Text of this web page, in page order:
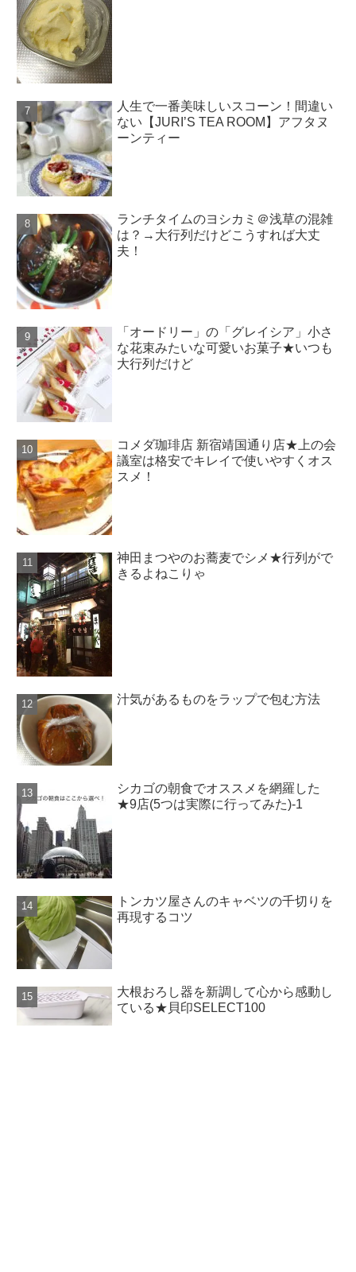
人生で一番美味しいスコーン！間違い
ない【JURI’S TEA ROOM】アフタヌ
ーンティー
ランチタイムのヨシカミ＠浅草の混雑
は？→大行列だけどこうすれば大丈
夫！
「オードリー」の「グレイシア」小さ
な花束みたいな可愛いお菓子★いつも
大行列だけど
コメダ珈琲店 新宿靖国通り店★上の会
議室は格安でキレイで使いやすくオス
スメ！
神田まつやのお蕎麦でシメ★行列がで
きるよねこりゃ
汁気があるものをラップで包む方法
シカゴの朝食でオススメを網羅した
★9店(5つは実際に行ってみた)-1
トンカツ屋さんのキャベツの千切りを
再現するコツ
大根おろし器を新調して心から感動し
ている★貝印SELECT100